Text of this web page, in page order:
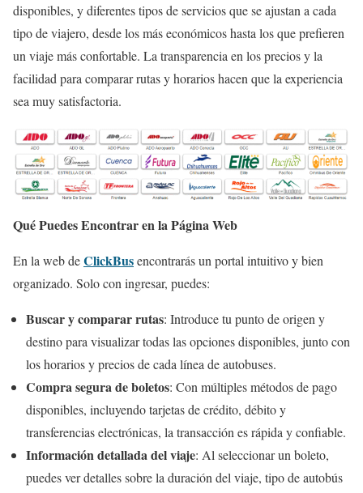
disponibles, y diferentes tipos de servicios que se ajustan a cada
tipo de viajero, desde los más económicos hasta los que prefieren
un viaje más confortable. La transparencia en los precios y la
facilidad para comparar rutas y horarios hacen que la experiencia
sea muy satisfactoria.
Qué Puedes Encontrar en la Página Web
En la web deClickBusencontrarás un portal intuitivo y bien
organizado. Solo con ingresar, puedes:
Buscar y comparar rutas: Introduce tu punto de origen y
destino para visualizar todas las opciones disponibles, junto con
los horarios y precios de cada línea de autobuses.
Compra segura de boletos: Con múltiples métodos de pago
disponibles, incluyendo tarjetas de crédito, débito y
transferencias electrónicas, la transacción es rápida y confiable.
Información detallada del viaje: Al seleccionar un boleto,
puedes ver detalles sobre la duración del viaje, tipo de autobús